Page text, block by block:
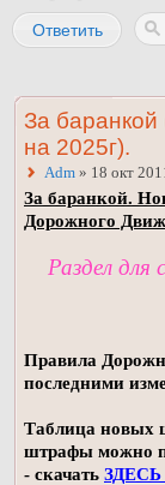
Ответить
За
на 2025г).
Adm » 18 окт
За баранкой.
Дорожного
Раздел
Правила
последними
Таблица новых
штрафы можно
- скачать ЗДЕСЬ